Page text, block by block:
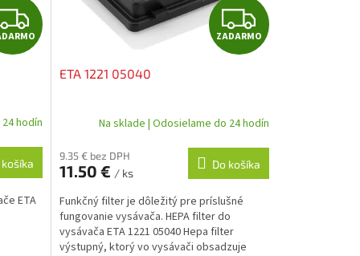
Z
A
A
R
M
hodín
košíka
ETA
Z
A
A
R
M
ZADARMO
ETA 1221 05040
Na sklade | Odosielame do 24 hodín
9.35 € bez DPH
11.50 € / ks
Do košíka
Funkčný filter je dôležitý pre príslušné
fungovanie vysávača. HEPA filter do
vysávača ETA 1221 05040 Hepa filter
výstupný, ktorý vo vysávači obsadzuje